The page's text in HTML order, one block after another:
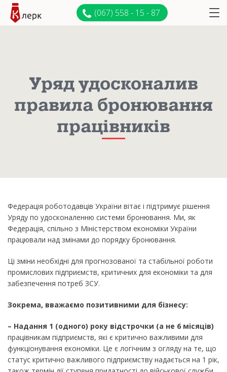
(067) 558 - 15 - 87
Уряд удосконалив
правила бронювання
працівників
Федерація роботодавців України вітає і підтримує рішення
Уряду по удосконаленню системи бронювання. Ми, як
Федерація, спільно з Міністерством економіки України
працювали над змінами до порядку бронювання.
Ці зміни необхідні для прогнозованої та стабільної роботи
промислових підприємств, критичних для економіки та для
забезпечення потреб ЗСУ.
Зокрема, вважаємо позитивними для бізнесу:
– Надання 1 (одного) року відстрочки (а не 6 місяців)
працівникам підприємств, які є критично важливими для
функціонування економіки. Це є логічним з огляду на те, що
статус критично важливого підприємству надається на 1 рік,